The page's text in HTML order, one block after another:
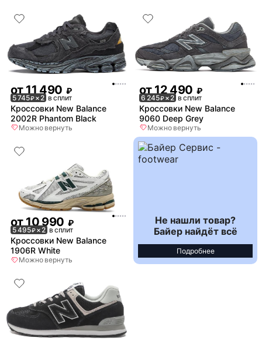
от 11 490 ₽
5 745₽× 2 в сплит
Кроссовки New Balance
2002R Phantom Black
Можно вернуть
от 12 490 ₽
6 245₽× 2 в сплит
Кроссовки New Balance
9060 Deep Grey
Можно вернуть
от10 990 ₽
5 495₽× 2 в сплит
Кроссовки New Balance
1906R White
Можно вернуть
Не нашли товар?
Байер найдёт всё
Подробнее